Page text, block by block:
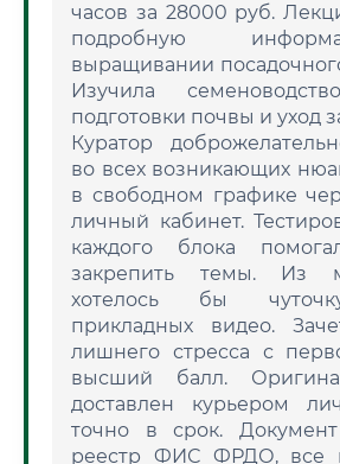
часов за 28000 руб.
подробную
выращивании
Изучила
подготовки почвы и уход
Куратор
во всех возникающих
в свободном графике
личный кабинет.
каждого блока
закрепить темы. Из
хотелось бы
прикладных видео.
лишнего стресса с
высший балл.
доставлен курьером
точно в срок.
реестр ФИС ФРДО, все